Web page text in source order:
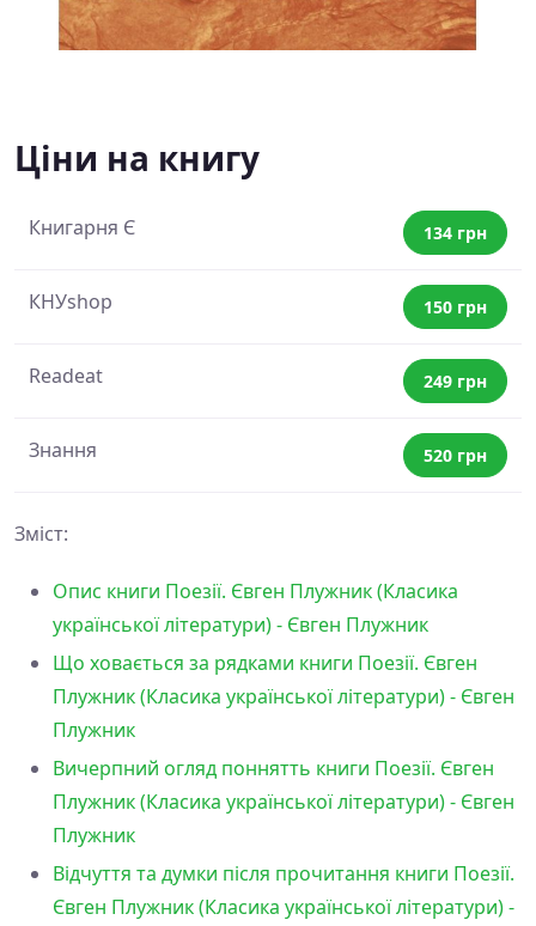
Ціни на книгу
Книгарня Є 134 грн
КНУshop 150 грн
Readeat 249 грн
Знання 520 грн
Зміст:
Опис книги Поезії. Євген Плужник (Класика
української літератури) - Євген Плужник
Що ховається за рядками книги Поезії. Євген
Плужник (Класика української літератури) - Євген
Плужник
Вичерпний огляд поннятть книги Поезії. Євген
Плужник (Класика української літератури) - Євген
Плужник
Відчуття та думки після прочитання книги Поезії.
Євген Плужник (Класика української літератури) -